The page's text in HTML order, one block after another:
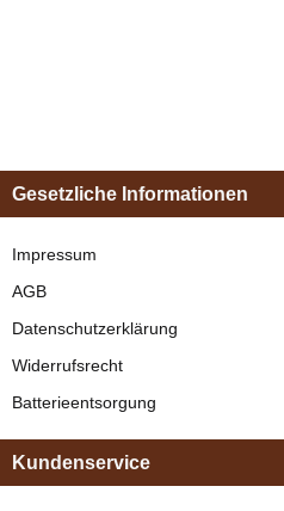
Zilco
SL Standard Selett /
Kammdeckel
Gesetzliche Informationen
Impressum
AGB
Datenschutzerklärung
Widerrufsrecht
Batterieentsorgung
Kundenservice